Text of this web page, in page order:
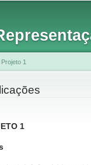
here
Projeto 1
1